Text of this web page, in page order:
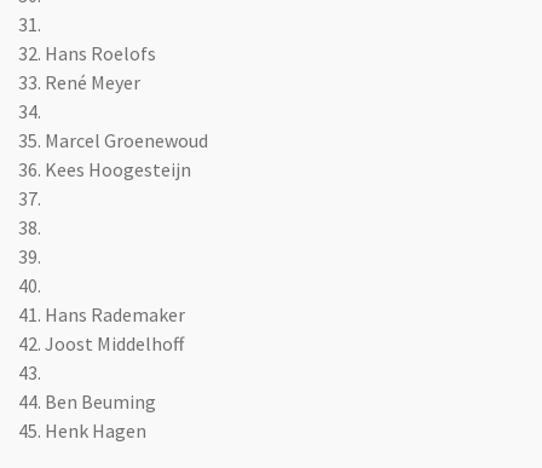
31.
32. Hans Roelofs
33. René Meyer
34.
35. Marcel Groenewoud
36. Kees Hoogesteijn
37.
38.
39.
40.
41. Hans Rademaker
42. Joost Middelhoff
43.
44. Ben Beuming
45. Henk Hagen